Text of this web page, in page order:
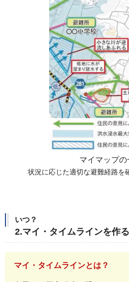
マイマップの
状況に応じた適切な避難経路を
いつ？
2.マイ・タイムラインを作る
マイ・タイムラインとは？